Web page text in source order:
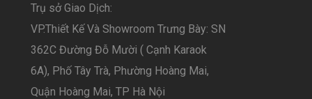
Trụ sở Giao Dịch:
VP.Thiết Kế Và Showroom Trưng Bày: SN
362C Đường Đỗ Mười ( Cạnh Karaok
6A), Phố Tây Trà, Phường Hoàng Mai,
Quận Hoàng Mai, TP Hà Nội